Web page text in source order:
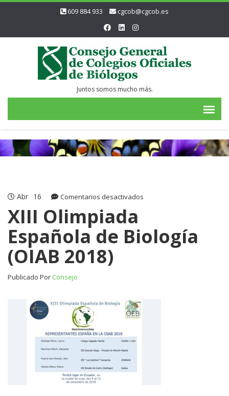
609 884 933 cgcob@cgcob.es
Juntos somos mucho más.
Abr 16 Comentarios desactivados
Española
de
XIII Olimpiada
Española de Biología
(OIAB 2018)
Publicado Por Consejo